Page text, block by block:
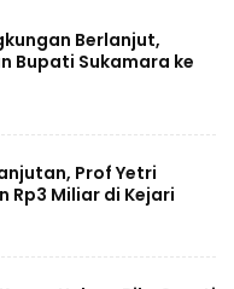
Berlanjut,
Bupati Sukamara ke
Prof Yetri
Rp3 Miliar di Kejari